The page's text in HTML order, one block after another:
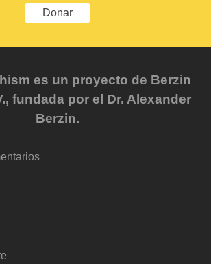
Donar
es un proyecto de Berzin
fundada por el Dr. Alexander
Berzin.